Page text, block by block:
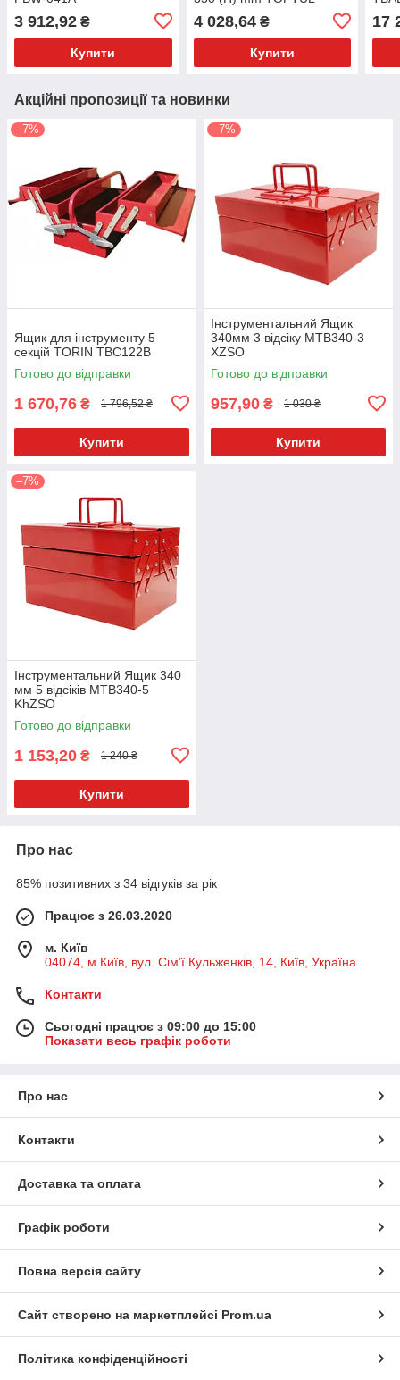
3 912,92 ₴
Купити
4 028,64₴
Купити
17
Акційні пропозиції та новинки
–7%
Ящик для інструменту 5
секцій TORIN TBC122B
Готово до відправки
1 670,76 ₴ 1 796,52 ₴
Купити
–7%
Інструментальний Ящик
340мм 3 відсіку MTB340-3
XZSO
Готово до відправки
957,90 ₴ 1 030 ₴
Купити
–7%
Інструментальний Ящик 340
мм 5 відсіків MTB340-5
KhZSO
Готово до відправки
1 153,20 ₴ 1 240 ₴
Купити
Про нас
85% позитивних з 34 відгуків за рік
Працює з 26.03.2020
м. Київ
04074, м.Київ, вул. Сім’ї Кульженків, 14, Київ, Україна
Контакти
Сьогодні працює з 09:00 до 15:00
Показати весь графік роботи
Про нас
Контакти
Доставка та оплата
Графік роботи
Повна версія сайту
Сайт створено на маркетплейсі Prom.ua
Політика конфіденційності